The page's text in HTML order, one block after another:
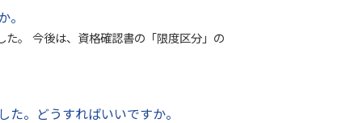
。
た。 今後は、資格確認書の「限度区分」の
。どうすればいいですか。